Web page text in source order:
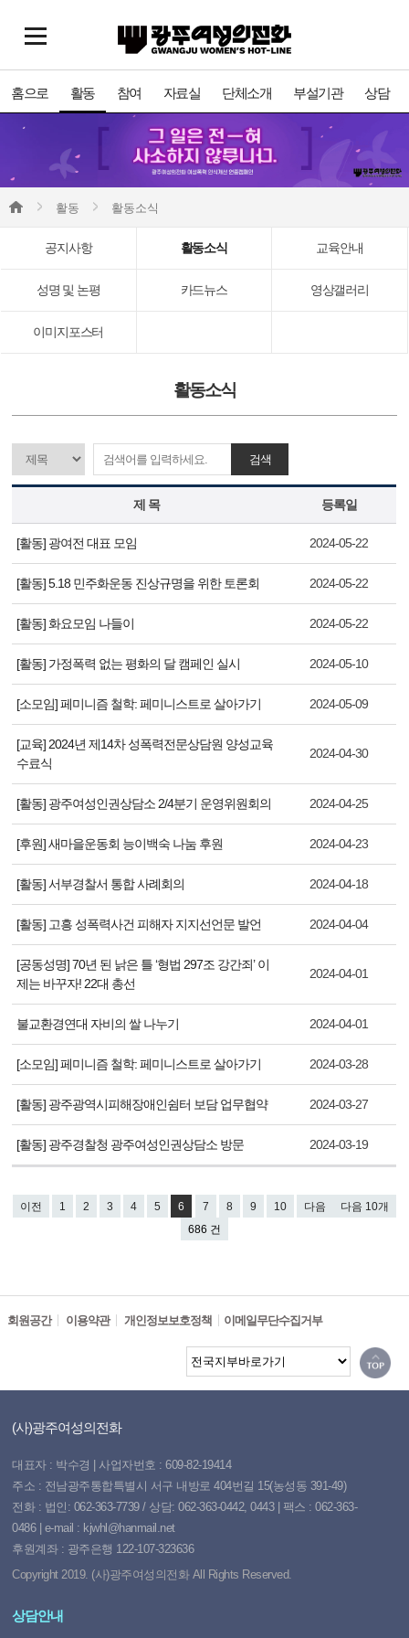
홈으로 활동 참여 자료실 단체소개 부설기관 상담
활동 활동소식
공지사항 활동소식 교육안내
성명 및 논평 카드뉴스 영상갤러리
이미지포스터
활동소식
검색
제 목 등록일
[활동] 광여전 대표 모임 2024-05-22
[활동] 5.18 민주화운동 진상규명을 위한 토론회 2024-05-22
[활동] 화요모임 나들이 2024-05-22
[활동] 가정폭력 없는 평화의 달 캠페인 실시 2024-05-10
[소모임] 페미니즘 철학: 페미니스트로 살아가기 2024-05-09
[교육] 2024년 제14차 성폭력전문상담원 양성교육
수료식
2024-04-30
[활동] 광주여성인권상담소 2/4분기 운영위원회의 2024-04-25
[후원] 새마을운동회 능이백숙 나눔 후원 2024-04-23
[활동] 서부경찰서 통합 사례회의 2024-04-18
[활동] 고흥 성폭력사건 피해자 지지선언문 발언 2024-04-04
[공동성명] 70년 된 낡은 틀 ‘형법 297조 강간죄’ 이
제는 바꾸자! 22대 총선
2024-04-01
불교환경연대 자비의 쌀 나누기 2024-04-01
[소모임] 페미니즘 철학: 페미니스트로 살아가기 2024-03-28
[활동] 광주광역시피해장애인쉼터 보담 업무협약 2024-03-27
[활동] 광주경찰청 광주여성인권상담소 방문 2024-03-19
이전 1 2 3 4 5 6 7 8 9 10 다음
다음 10개
686 건
회원공간 이용약관 개인정보보호정책 이메일무단수집거부
(사)광주여성의전화
대표자 : 박수경 | 사업자번호 : 609-82-19414
주소 : 전남광주통합특별시 서구 내방로 404번길 15(농성동 391-49)
전화 : 법인: 062-363-7739 / 상담: 062-363-0442, 0443 | 팩스 : 062-363-
0486 | e-mail : kjwhl@hanmail.net
후원계좌 : 광주은행 122-107-323636
Copyright 2019. (사)광주여성의전화 All Rights Reserved.
상담안내